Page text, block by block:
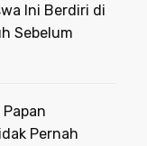
Ini Berdiri di
Sebelum
Pernah